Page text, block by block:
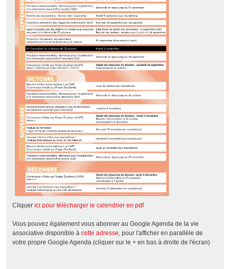
Cliquer ici pour télécharger le calendrier en pdf
Vous pouvez également vous abonner au Google Agenda de la vie
associative disponible à cette adresse, pour l'afficher en parallèle de
votre propre Google Agenda (cliquer sur le + en bas à droite de l'écran)